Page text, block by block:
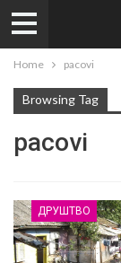
Home pacovi
Browsing Tag
pacovi
ДРУШТВО